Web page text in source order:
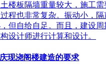
楼板隔墙重量较大，施工需
程也非常复杂。振动小，
但自给自足。而且，建设周
设计师进行计算和设计。
现浇阁楼建造的要求